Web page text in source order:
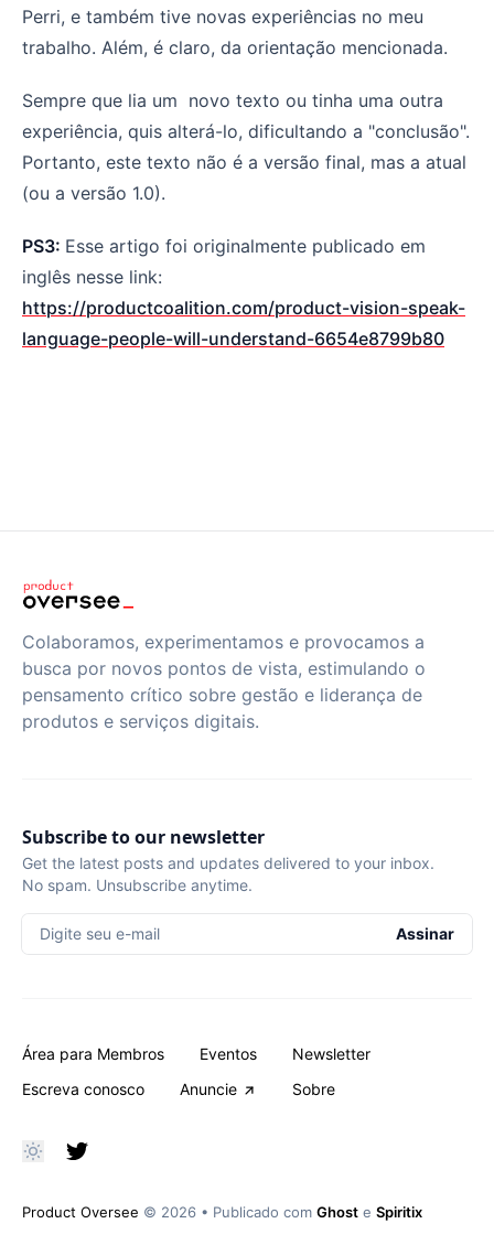
Perri, e também tive novas experiências no meu
trabalho. Além, é claro, da orientação mencionada.
Sempre que lia um novo texto ou tinha uma outra
experiência, quis alterá-lo, dificultando a "conclusão".
Portanto, este texto não é a versão final, mas a atual
(ou a versão 1.0).
PS3: Esse artigo foi originalmente publicado em
inglês nesse link:
https://productcoalition.com/product-vision-speak-
language-people-will-understand-6654e8799b80
Colaboramos, experimentamos e provocamos a
busca por novos pontos de vista, estimulando o
pensamento crítico sobre gestão e liderança de
produtos e serviços digitais.
Subscribe to our newsletter
Get the latest posts and updates delivered to your inbox.
No spam. Unsubscribe anytime.
Digite seu e-mail Assinar
Área para Membros Eventos
Newsletter
Escreva conosco
Anuncie Sobre
Product Oversee © 2026 • Publicado com Ghost e Spiritix